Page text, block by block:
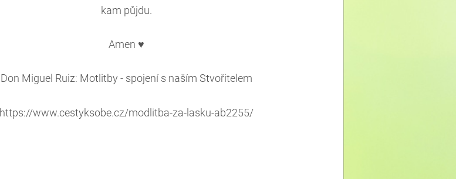
kam půjdu.
Amen ♥
Don Miguel Ruiz: Motlitby - spojení s naším Stvořitelem
https://www.cestyksobe.cz/modlitba-za-lasku-ab2255/